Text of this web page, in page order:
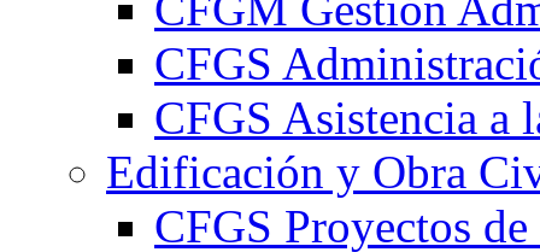
CFGS
CFGS Asistencia a
Edificación y Obra
CFGS Proyectos